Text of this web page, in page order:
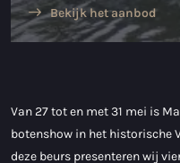
Alle Inland modellen
Maxima 490 XL Elektrisch
Van 27 tot en met 31 mei is
botenshow in het historische
deze beurs presenteren wij
Bekijk het aanbod